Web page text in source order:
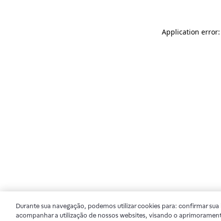
Application
Durante sua navegação, podemos utilizar cookies para: confirmar
acompanhar a utilização de nossos websites, visando o